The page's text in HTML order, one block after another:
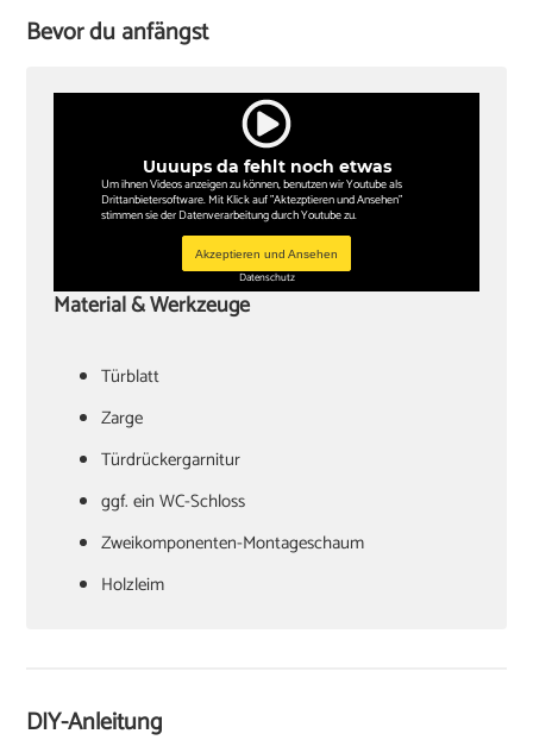
Bevor du anfängst
Uuuups da fehlt noch etwas
Um ihnen Videos anzeigen zu können, benutzen wir Youtube als
Drittanbietersoftware. Mit Klick auf "Aktezptieren und Ansehen"
stimmen sie der Datenverarbeitung durch Youtube zu.
Akzeptieren und Ansehen
Datenschutz
Material & Werkzeuge
Türblatt
‏Zarge
Türdrückergarnitur
‏ggf. ein WC-Schloss
Zweikomponenten-Montageschaum
‏Holzleim
Papierschablone für Türdrückermontage
DIY-Anleitung